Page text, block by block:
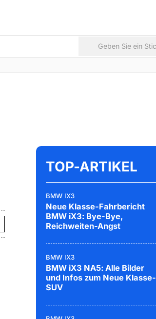
TOP-ARTIKEL
BMW IX3
Neue Klasse-Fahrbericht
BMW iX3: Bye-Bye,
Reichweiten-Angst
BMW IX3
BMW iX3 NA5: Alle Bilder
und Infos zum Neue Klasse-
SUV